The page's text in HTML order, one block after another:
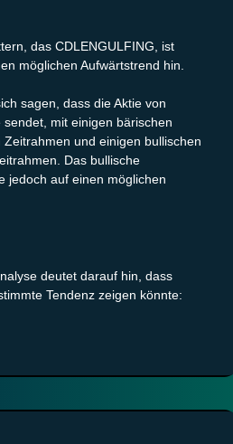
das CDLENGULFING, ist
möglichen Aufwärtstrend hin.
sagen, dass die Aktie von
mit einigen bärischen
und einigen bullischen
Das bullische
jedoch auf einen möglichen
deutet darauf hin, dass
Tendenz zeigen könnte: